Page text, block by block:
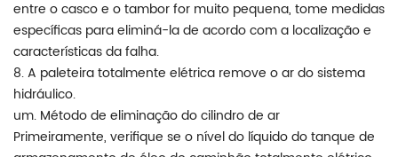
entre o casco e o tambor for muito pequena, tome medidas
específicas para eliminá-la de acordo com a localização e
características da falha.
8. A paleteira totalmente elétrica remove o ar do sistema
hidráulico.
um. Método de eliminação do cilindro de ar
Primeiramente, verifique se o nível do líquido do tanque de